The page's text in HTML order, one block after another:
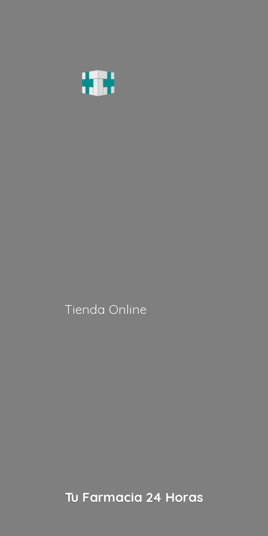
Tu Farmacia 24 Horas
Tienda Online